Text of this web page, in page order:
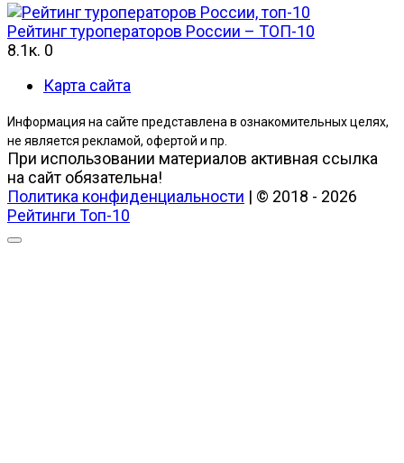
Рейтинг туроператоров России – ТОП-10
8.1к. 0
Карта сайта
Информация на сайте представлена в ознакомительных целях,
не является рекламой, офертой и пр.
При использовании материалов активная ссылка
на сайт обязательна!
Политика конфиденциальности | © 2018 - 2026
Рейтинги Топ-10